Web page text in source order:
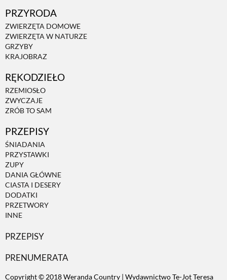
PRZYRODA
ZWIERZĘTA DOMOWE
ZWIERZĘTA W NATURZE
GRZYBY
KRAJOBRAZ
RĘKODZIEŁO
RZEMIOSŁO
ZWYCZAJE
ZRÓB TO SAM
PRZEPISY
ŚNIADANIA
PRZYSTAWKI
ZUPY
DANIA GŁÓWNE
CIASTA I DESERY
DODATKI
PRZETWORY
INNE
PRZEPISY
PRENUMERATA
Copyright © 2018 Weranda Country | Wydawnictwo Te-Jot Teresa
ZWIERZĘTA W NATURZE